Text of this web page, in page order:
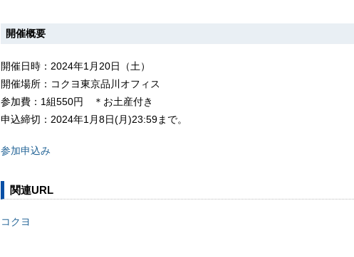
開催概要
開催日時：2024年1月20日（土）
開催場所：コクヨ東京品川オフィス
参加費：1組550円 ＊お土産付き
申込締切：2024年1月8日(月)23:59まで。
参加申込み
関連URL
コクヨ